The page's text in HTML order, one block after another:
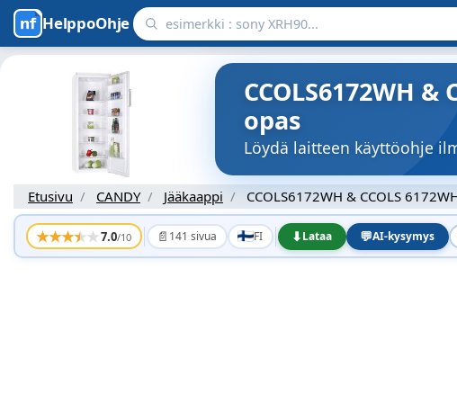
HelppoOhje
CCOLS6172WH
opas
Löydä laitteen käyttöohje
Etusivu CANDY Jääkaappi CCOLS6172WH & CCOLS
★★★★★7.0/10 📄 141 sivua FI ⬇Lataa 💬AI-kysymys